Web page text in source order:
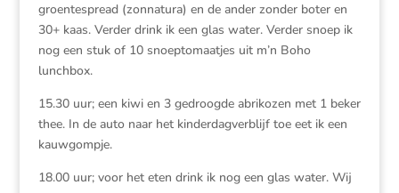
groentespread (zonnatura) en de ander zonder boter en
30+ kaas. Verder drink ik een glas water. Verder snoep ik
nog een stuk of 10 snoeptomaatjes uit m’n Boho
lunchbox.
15.30 uur; een kiwi en 3 gedroogde abrikozen met 1 beker
thee. In de auto naar het kinderdagverblijf toe eet ik een
kauwgompje.
18.00 uur; voor het eten drink ik nog een glas water. Wij